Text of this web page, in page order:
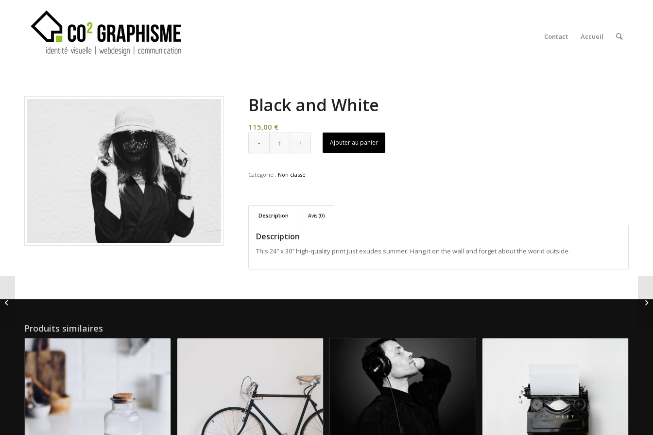
Contact Accueil
Black and White
115,00 €
Ajouter au panier
Catégorie : Non classé
Description Avis (0)
Description
This 24″ x 30″ high-quality print just exudes summer. Hang it on the wall and forget about the world outside.
Produits similaires
3-Speed Bike